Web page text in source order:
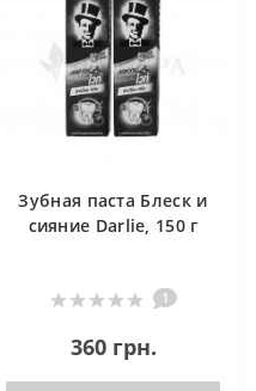
Зубная паста Блеск и
сияние Darlie, 150 г
1
360 грн.